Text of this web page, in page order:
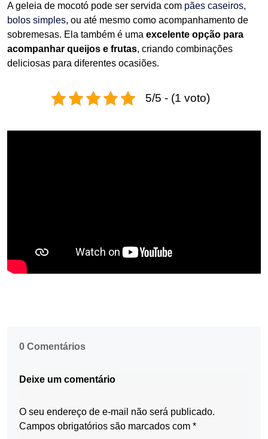
A geleia de mocotó pode ser servida com pães caseiros,
bolos simples, ou até mesmo como acompanhamento de
sobremesas. Ela também é uma excelente opção para
acompanhar queijos e frutas, criando combinações
deliciosas para diferentes ocasiões.
5/5 - (1 voto)
0 Comentários
Deixe um comentário
O seu endereço de e-mail não será publicado.
Campos obrigatórios são marcados com *